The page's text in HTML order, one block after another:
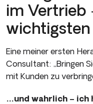
im Vertrieb
Eine meiner ersten
Consultant: „Bringen
mit Kunden zu
…und wahrlich – ich